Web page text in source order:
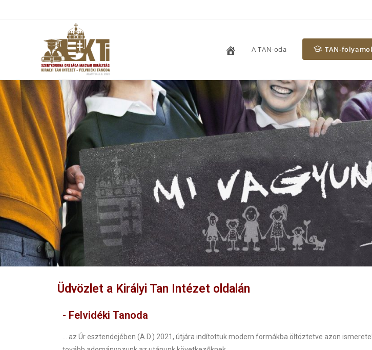
A TAN-oda TAN-
Üdvözlet a Királyi Tan Intézet oldalán
- Felvidéki Tanoda
… az Úr esztendejében (A.D.) 2021, útjára indítottuk modern formákba öltöztetve azon